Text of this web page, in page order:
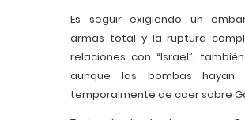
Es seguir exigiendo un
armas total y la ruptura
relaciones con “Israel”,
aunque las bombas hayan
temporalmente de caer sobre